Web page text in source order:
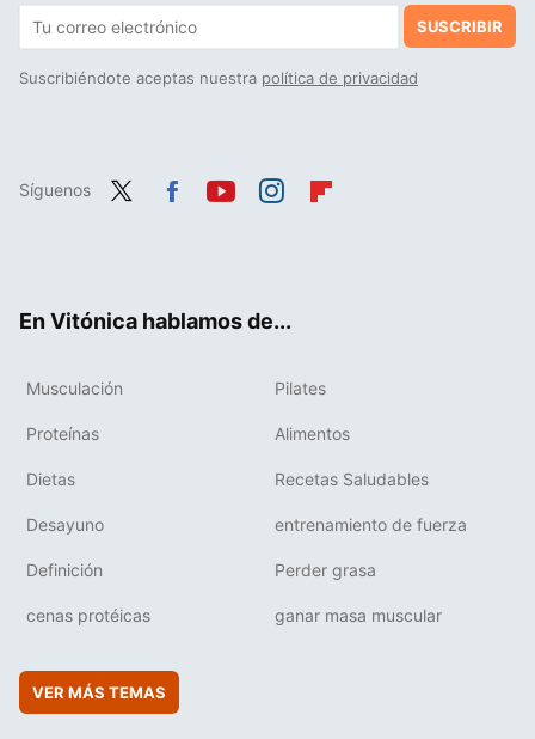
SUSCRIBIR
Suscribiéndote aceptas nuestra política de privacidad
Síguenos
En Vitónica hablamos de...
Musculación Pilates
Proteínas Alimentos
Dietas Recetas Saludables
Desayuno entrenamiento de fuerza
Definición Perder grasa
cenas protéicas ganar masa muscular
VER MÁS TEMAS